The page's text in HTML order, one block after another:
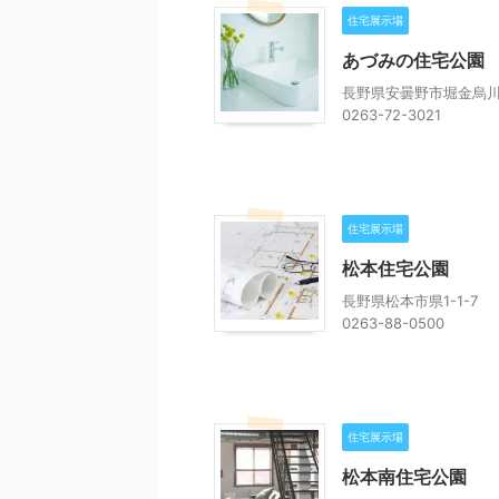
住宅展示場
あづみの住宅公園
長野県安曇野市堀金烏
0263-72-3021
住宅展示場
松本住宅公園
長野県松本市県1-1-7
0263-88-0500
住宅展示場
松本南住宅公園